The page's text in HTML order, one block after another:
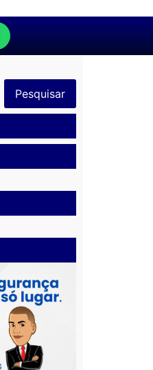
Pesquisar